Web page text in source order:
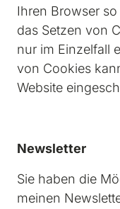
Ihren Browser
das Setzen von
nur im Einzelfall
von Cookies
Website
Newsletter
Sie haben die
meinen